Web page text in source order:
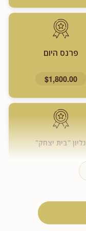
פרנס היום
$1,800.00
גליון "בית יצחק"